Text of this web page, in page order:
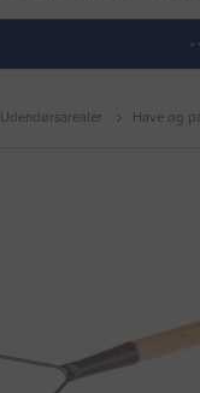
Udendørsarealer Have og